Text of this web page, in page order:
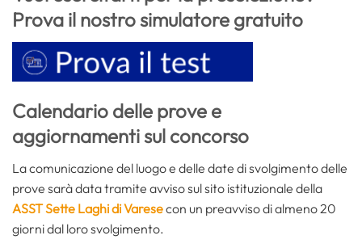
Prova il nostro simulatore gratuito
Calendario delle prove e
aggiornamenti sul concorso
La comunicazione del luogo e delle date di svolgimento delle
prove sarà data tramite avviso sul sito istituzionale della
ASST Sette Laghi di Varesecon un preavviso di almeno 20
giorni dal loro svolgimento.